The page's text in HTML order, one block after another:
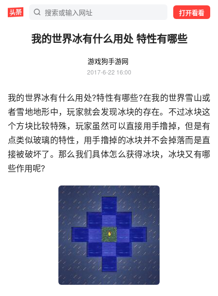
打开看看
我的世界冰有什么用处 特性有哪些
游戏狗手游网
2017-6-22 16:00
我的世界冰有什么用处?特性有哪些?在我的世界雪山或
者雪地地形中，玩家就会发现冰块的存在。不过冰块这
个方块比较特殊，玩家虽然可以直接用手撸掉，但是有
点类似玻璃的特性，用手撸掉的冰块并不会掉落而是直
接被破坏了。那么我们具体怎么获得冰块，冰块又有哪
些作用呢?